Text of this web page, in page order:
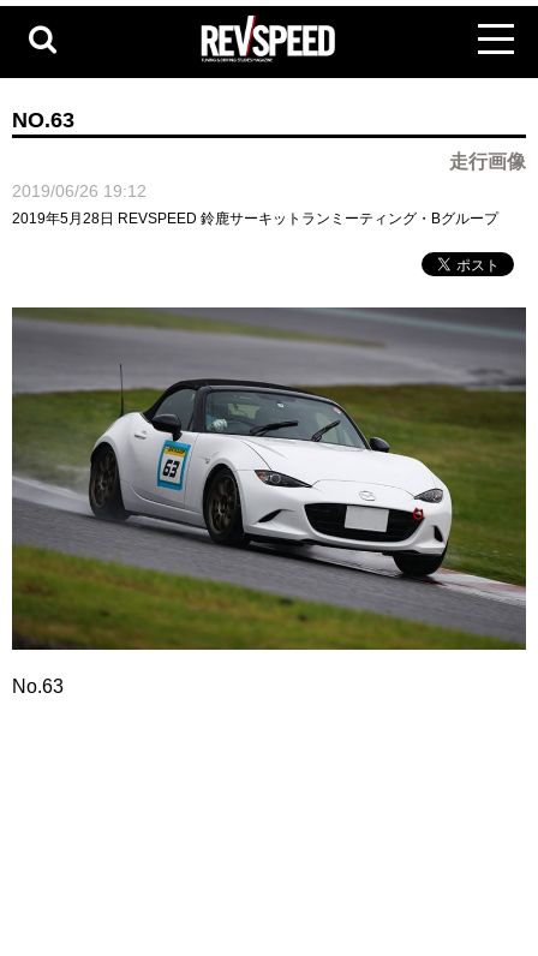
NO.63
走行画像
2019/06/26 19:12
2019年5月28日 REVSPEED 鈴鹿サーキットランミーティング・Bグループ
No.63